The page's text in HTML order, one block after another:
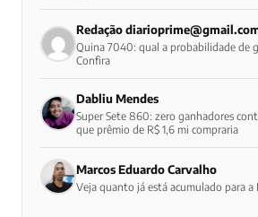
Redação
Quina 7040: qual a probabilidade de
Confira
Dabliu Mendes
Super Sete 860: zero ganhadores
que prêmio de R$ 1,6 mi compraria
Marcos Eduardo Carvalho
Veja quanto já está acumulado para